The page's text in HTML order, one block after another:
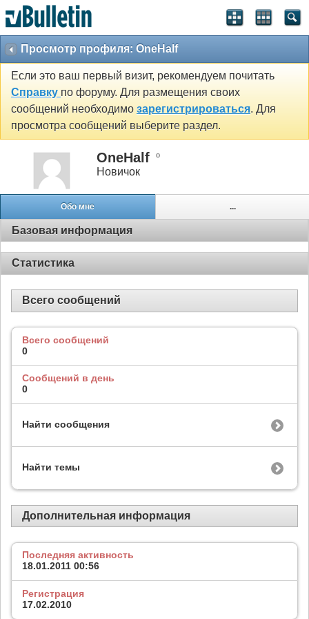
Просмотр профиля: OneHalf
Если это ваш первый визит, рекомендуем почитать
Справку по форуму. Для размещения своих
сообщений необходимо зарегистрироваться. Для
просмотра сообщений выберите раздел.
OneHalf
Новичок
Обо мне ...
Базовая информация
Статистика
Всего сообщений
Всего сообщений
0
Сообщений в день
0
Найти сообщения
Найти темы
Дополнительная информация
Последняя активность
18.01.2011 00:56
Регистрация
17.02.2010